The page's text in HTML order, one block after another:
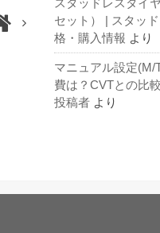
スタッドレスタイ
セット） | スタッ
格・購入情報 より
マニュアル設定(M/
費は？CVTとの比較
投稿者 より